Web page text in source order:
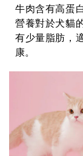
牛肉含有高蛋
營養對於犬貓
有少量脂肪，
康。